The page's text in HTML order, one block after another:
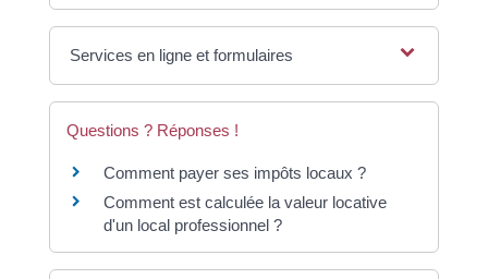
Services en ligne et formulaires
Questions ? Réponses !
Comment payer ses impôts locaux ?
Comment est calculée la valeur locative
d'un local professionnel ?